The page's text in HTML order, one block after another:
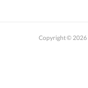
Copyright © 2026